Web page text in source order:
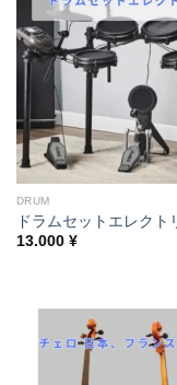
DRUM
ドラムセットエレクト
13.000 ¥